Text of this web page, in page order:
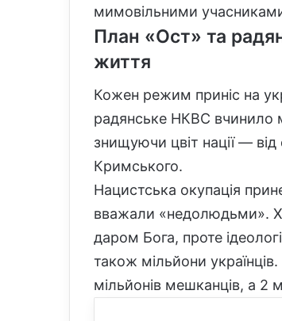
мимовільними
План «Ост» та
життя
Кожен режим приніс на
радянське НКВС вчинило
знищуючи цвіт нації —
Кримського.
Нацистська окупація
вважали «недолюдьми».
даром Бога, проте
також мільйони
мільйонів мешканців, а 2